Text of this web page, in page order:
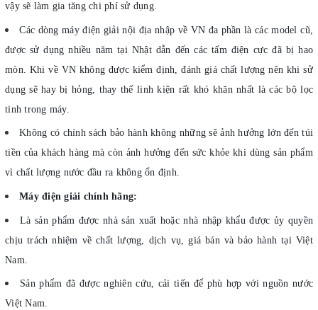
vậy sẽ làm gia tăng chi phí sử dụng.
Các dòng máy điện giải nội địa nhập về VN đa phần là các model cũ,
được sử dụng nhiều năm tại Nhật dẫn đến các tấm điện cực đã bị hao
mòn. Khi về VN không được kiểm định, đánh giá chất lượng nên khi sử
dụng sẽ hay bị hỏng, thay thế linh kiện rất khó khăn nhất là các bộ lọc
tinh trong máy.
Không có chính sách bảo hành không những sẽ ảnh hưởng lớn đến túi
tiền của khách hàng mà còn ảnh hưởng đến sức khỏe khi dùng sản phẩm
vì chất lượng nước đầu ra không ổn định.
Máy điện giải chính hãng:
Là sản phẩm được nhà sản xuất hoặc nhà nhập khẩu được ủy quyền
chịu trách nhiệm về chất lượng, dịch vụ, giá bán và bảo hành tại Việt
Nam.
Sản phẩm đã được nghiên cứu, cải tiến để phù hợp với nguồn nước
Việt Nam.